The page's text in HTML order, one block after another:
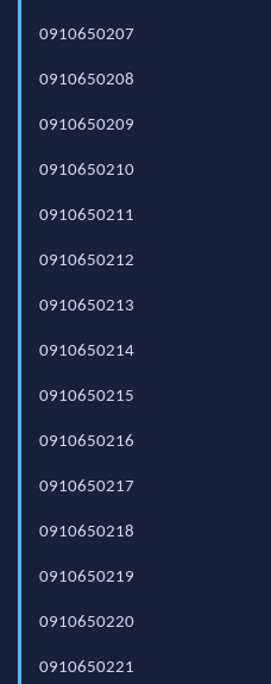
0910650207
0910650208
0910650209
0910650210
0910650211
0910650212
0910650213
0910650214
0910650215
0910650216
0910650217
0910650218
0910650219
0910650220
0910650221